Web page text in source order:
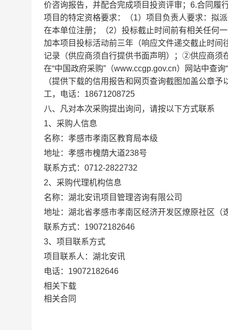
价咨询报告，并配合完成项目投资评审；6.合同履
项目的特定资格要求：（1）项目负责人要求：拟
在本单位注册；（2）投标截止时间前有相关任何
加本项目投标活动前三年（响应文件递交截止时
记录（供应商须自行提供书面声明）；②供应商须
在“中国政府采购”（www.ccgp.gov.cn）网站中查
（提供下载的信用报告和网页查询截图加盖公章
工，电话：18671208725
八、凡对本次采购提出询问，请按以下方式联系
1、采购人信息
名称： 孝感市孝南区教育局本级
地址： 孝感市槐荫大道238号
联系方式： 0712-2822732
2、采购代理机构信息
名称： 湖北安讯项目管理咨询有限公司
地址： 湖北省孝感市孝南区经济开发区燎原社区（
联系方式： 19072182646
3、项目联系方式
项目联系人： 湖北安讯
电话： 19072182646
相关下载
相关合同